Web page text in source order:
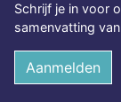
Schrijf je in voor
samenvatting
Aanmelden